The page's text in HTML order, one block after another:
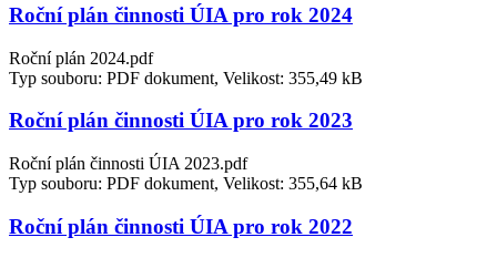
Roční plán činnosti ÚIA pro rok 2024
Roční plán 2024.pdf
Typ souboru: PDF dokument, Velikost: 355,49 kB
Roční plán činnosti ÚIA pro rok 2023
Roční plán činnosti ÚIA 2023.pdf
Typ souboru: PDF dokument, Velikost: 355,64 kB
Roční plán činnosti ÚIA pro rok 2022